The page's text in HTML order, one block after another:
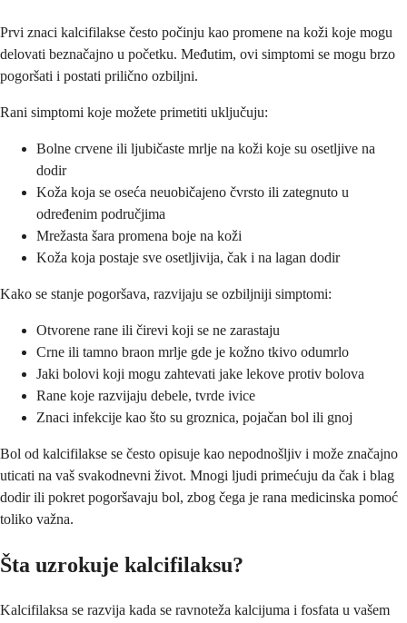
Prvi znaci kalcifilakse često počinju kao promene na koži koje mogu
delovati beznačajno u početku. Međutim, ovi simptomi se mogu brzo
pogoršati i postati prilično ozbiljni.
Rani simptomi koje možete primetiti uključuju:
Bolne crvene ili ljubičaste mrlje na koži koje su osetljive na
dodir
Koža koja se oseća neuobičajeno čvrsto ili zategnuto u
određenim područjima
Mrežasta šara promena boje na koži
Koža koja postaje sve osetljivija, čak i na lagan dodir
Kako se stanje pogoršava, razvijaju se ozbiljniji simptomi:
Otvorene rane ili čirevi koji se ne zarastaju
Crne ili tamno braon mrlje gde je kožno tkivo odumrlo
Jaki bolovi koji mogu zahtevati jake lekove protiv bolova
Rane koje razvijaju debele, tvrde ivice
Znaci infekcije kao što su groznica, pojačan bol ili gnoj
Bol od kalcifilakse se često opisuje kao nepodnošljiv i može značajno
uticati na vaš svakodnevni život. Mnogi ljudi primećuju da čak i blag
dodir ili pokret pogoršavaju bol, zbog čega je rana medicinska pomoć
toliko važna.
Šta uzrokuje kalcifilaksu?
Kalcifilaksa se razvija kada se ravnoteža kalcijuma i fosfata u vašem